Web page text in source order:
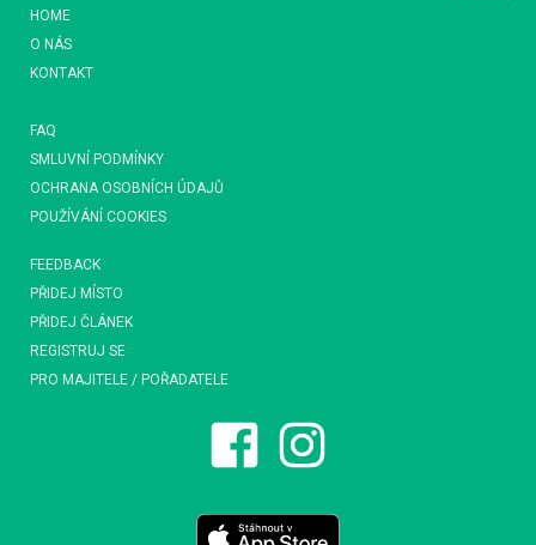
HOME
O NÁS
KONTAKT
FAQ
SMLUVNÍ PODMÍNKY
OCHRANA OSOBNÍCH ÚDAJŮ
POUŽÍVÁNÍ COOKIES
FEEDBACK
PŘIDEJ MÍSTO
PŘIDEJ ČLÁNEK
REGISTRUJ SE
PRO MAJITELE / POŘADATELE